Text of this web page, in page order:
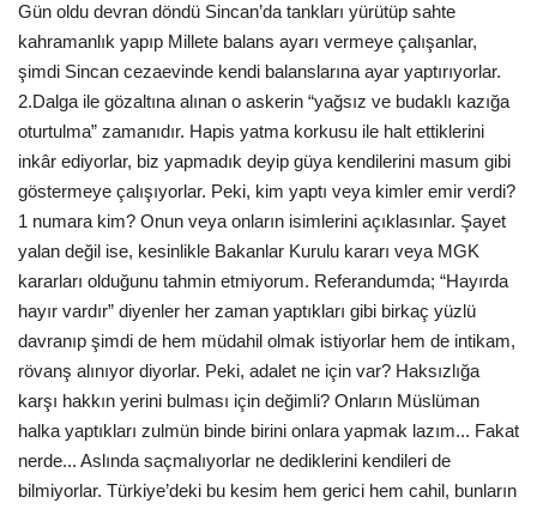
Gün oldu devran döndü Sincan’da tankları yürütüp sahte
kahramanlık yapıp Millete balans ayarı vermeye çalışanlar,
şimdi Sincan cezaevinde kendi balanslarına ayar yaptırıyorlar.
2.Dalga ile gözaltına alınan o askerin “yağsız ve budaklı kazığa
oturtulma” zamanıdır. Hapis yatma korkusu ile halt ettiklerini
inkâr ediyorlar, biz yapmadık deyip güya kendilerini masum gibi
göstermeye çalışıyorlar. Peki, kim yaptı veya kimler emir verdi?
1 numara kim? Onun veya onların isimlerini açıklasınlar. Şayet
yalan değil ise, kesinlikle Bakanlar Kurulu kararı veya MGK
kararları olduğunu tahmin etmiyorum. Referandumda; “Hayırda
hayır vardır” diyenler her zaman yaptıkları gibi birkaç yüzlü
davranıp şimdi de hem müdahil olmak istiyorlar hem de intikam,
rövanş alınıyor diyorlar. Peki, adalet ne için var? Haksızlığa
karşı hakkın yerini bulması için değimli? Onların Müslüman
halka yaptıkları zulmün binde birini onlara yapmak lazım... Fakat
nerde... Aslında saçmalıyorlar ne dediklerini kendileri de
bilmiyorlar. Türkiye’deki bu kesim hem gerici hem cahil, bunların